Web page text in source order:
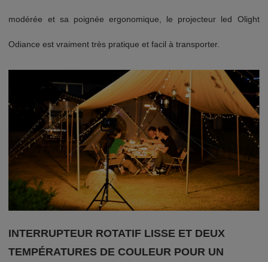
modérée et sa poignée ergonomique, le projecteur led Olight
Odiance est vraiment très pratique et facil à transporter.
INTERRUPTEUR ROTATIF LISSE ET DEUX
TEMPÉRATURES DE COULEUR POUR UN